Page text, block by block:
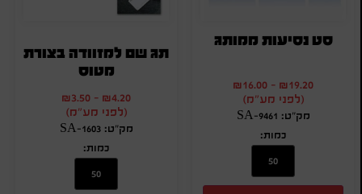
סט נסיעות ממותג
₪19.20
-
₪16.00
(לפני מע"מ)
מק"ט: SA-9461
כמות:
תג שם למזוודה בצורת
מטוס
₪4.20
-
₪3.50
(לפני מע"מ)
מק"ט: SA-1603
כמות: